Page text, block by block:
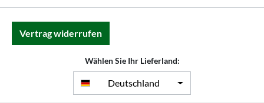
Vertrag widerrufen
Wählen Sie Ihr Lieferland:
Deutschland